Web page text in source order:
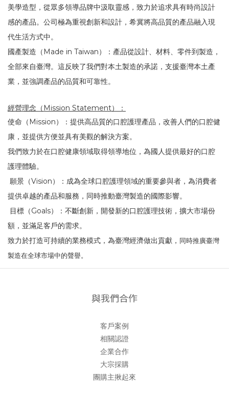
美學造型，從眾多領導品牌中汲取靈感，致力於追求具有時尚設計
感的產品。公司極為重視創新和設計，希冀將高品質的產品融入現
代生活方式中。
國產製造（ Made in Taiwan）：產品從設計、材料、零件到製造，
全部來自臺灣。這反映了我們對本土製造的承諾，支援臺灣本土產
業，並強調產品的品質和可靠性。
經營理念（ Mission Statement）：
使命（ Mission）：提供高品質的口腔護理產品，改善人們的口腔健
康，並提供方便並具有美觀的解決方案。
我們致力於在口腔健康領域取得領導地位，為國人提供最好的口腔
護理體驗。
願景（Vision）：成為全球口腔護理領域的重要參與者，為消費者
提供卓越的產品和服務，同時推動臺灣製造的國際影響。
目標（Goals）：不斷創新，開發新的口腔護理技術，擴大市場份
額，並滿足客戶的需求。
致力於打造可持續的業務模式，為臺灣經濟做出貢獻， 同時推廣臺灣
製造在全球市場中的聲譽。
與我們合作
客戶案例
相關認證
企業合作
大宗採購
團購主揪起來